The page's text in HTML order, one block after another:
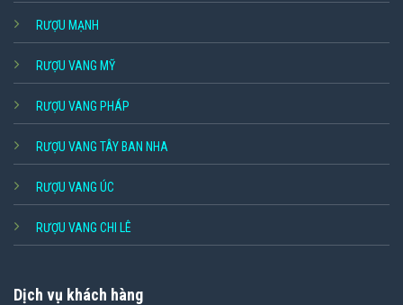
RƯỢU MẠNH
RƯỢU VANG MỸ
RƯỢU VANG PHÁP
RƯỢU VANG TÂY BAN NHA
RƯỢU VANG ÚC
RƯỢU VANG CHI LÊ
Dịch vụ khách hàng